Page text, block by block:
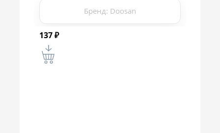
Бренд: Doosan
137₽